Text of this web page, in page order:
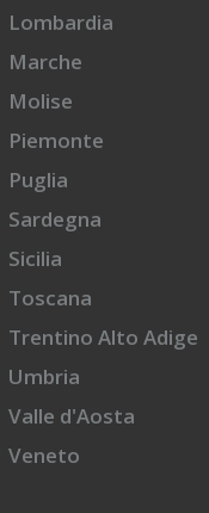
Lombardia
Marche
Molise
Piemonte
Puglia
Sardegna
Sicilia
Toscana
Trentino Alto Adige
Umbria
Valle d'Aosta
Veneto